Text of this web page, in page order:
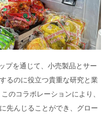
プを通じて、小売製品とサー
るのに役立つ貴重な研究と業
のコラボレーションにより、
先んじることができ、グロー